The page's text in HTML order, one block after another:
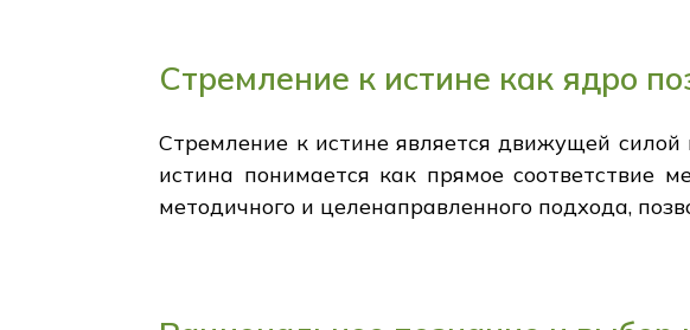
Стремление к истине как ядро
Стремление к истине является движущей
истина понимается как прямое соответствие
методичного и целенаправленного подхода,